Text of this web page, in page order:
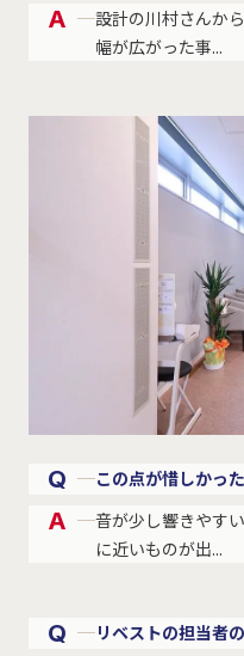
A
設計の川村さんか
幅が広がった事...
Q この点が惜しかっ
A
音が少し響きやす
に近いものが出...
Q リベストの担当者